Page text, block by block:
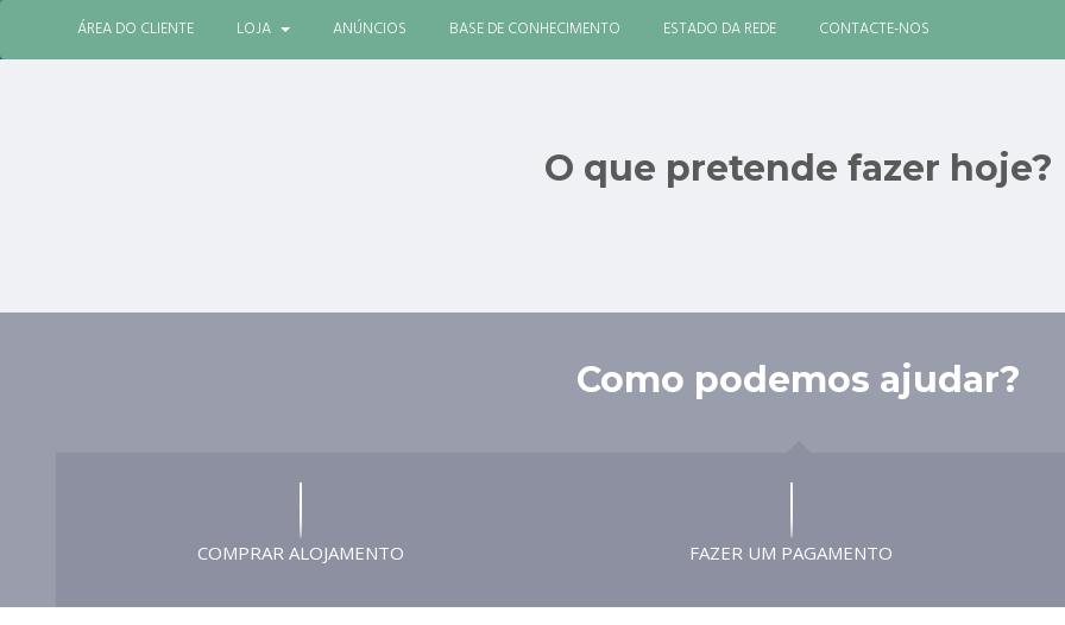
ÁREA DO CLIENTE LOJA ANÚNCIOS BASE DE CONHECIMENTO ESTADO DA REDE CONTACTE-NOS
O que pretende fazer hoje?
Como podemos ajudar?
COMPRAR ALOJAMENTO FAZER UM PAGAMENTO